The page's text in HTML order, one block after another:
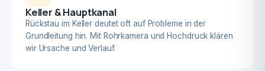
Keller & Hauptkanal
Rückstau im Keller deutet oft auf Probleme in der
Grundleitung hin. Mit Rohrkamera und Hochdruck klären
wir Ursache und Verlauf.